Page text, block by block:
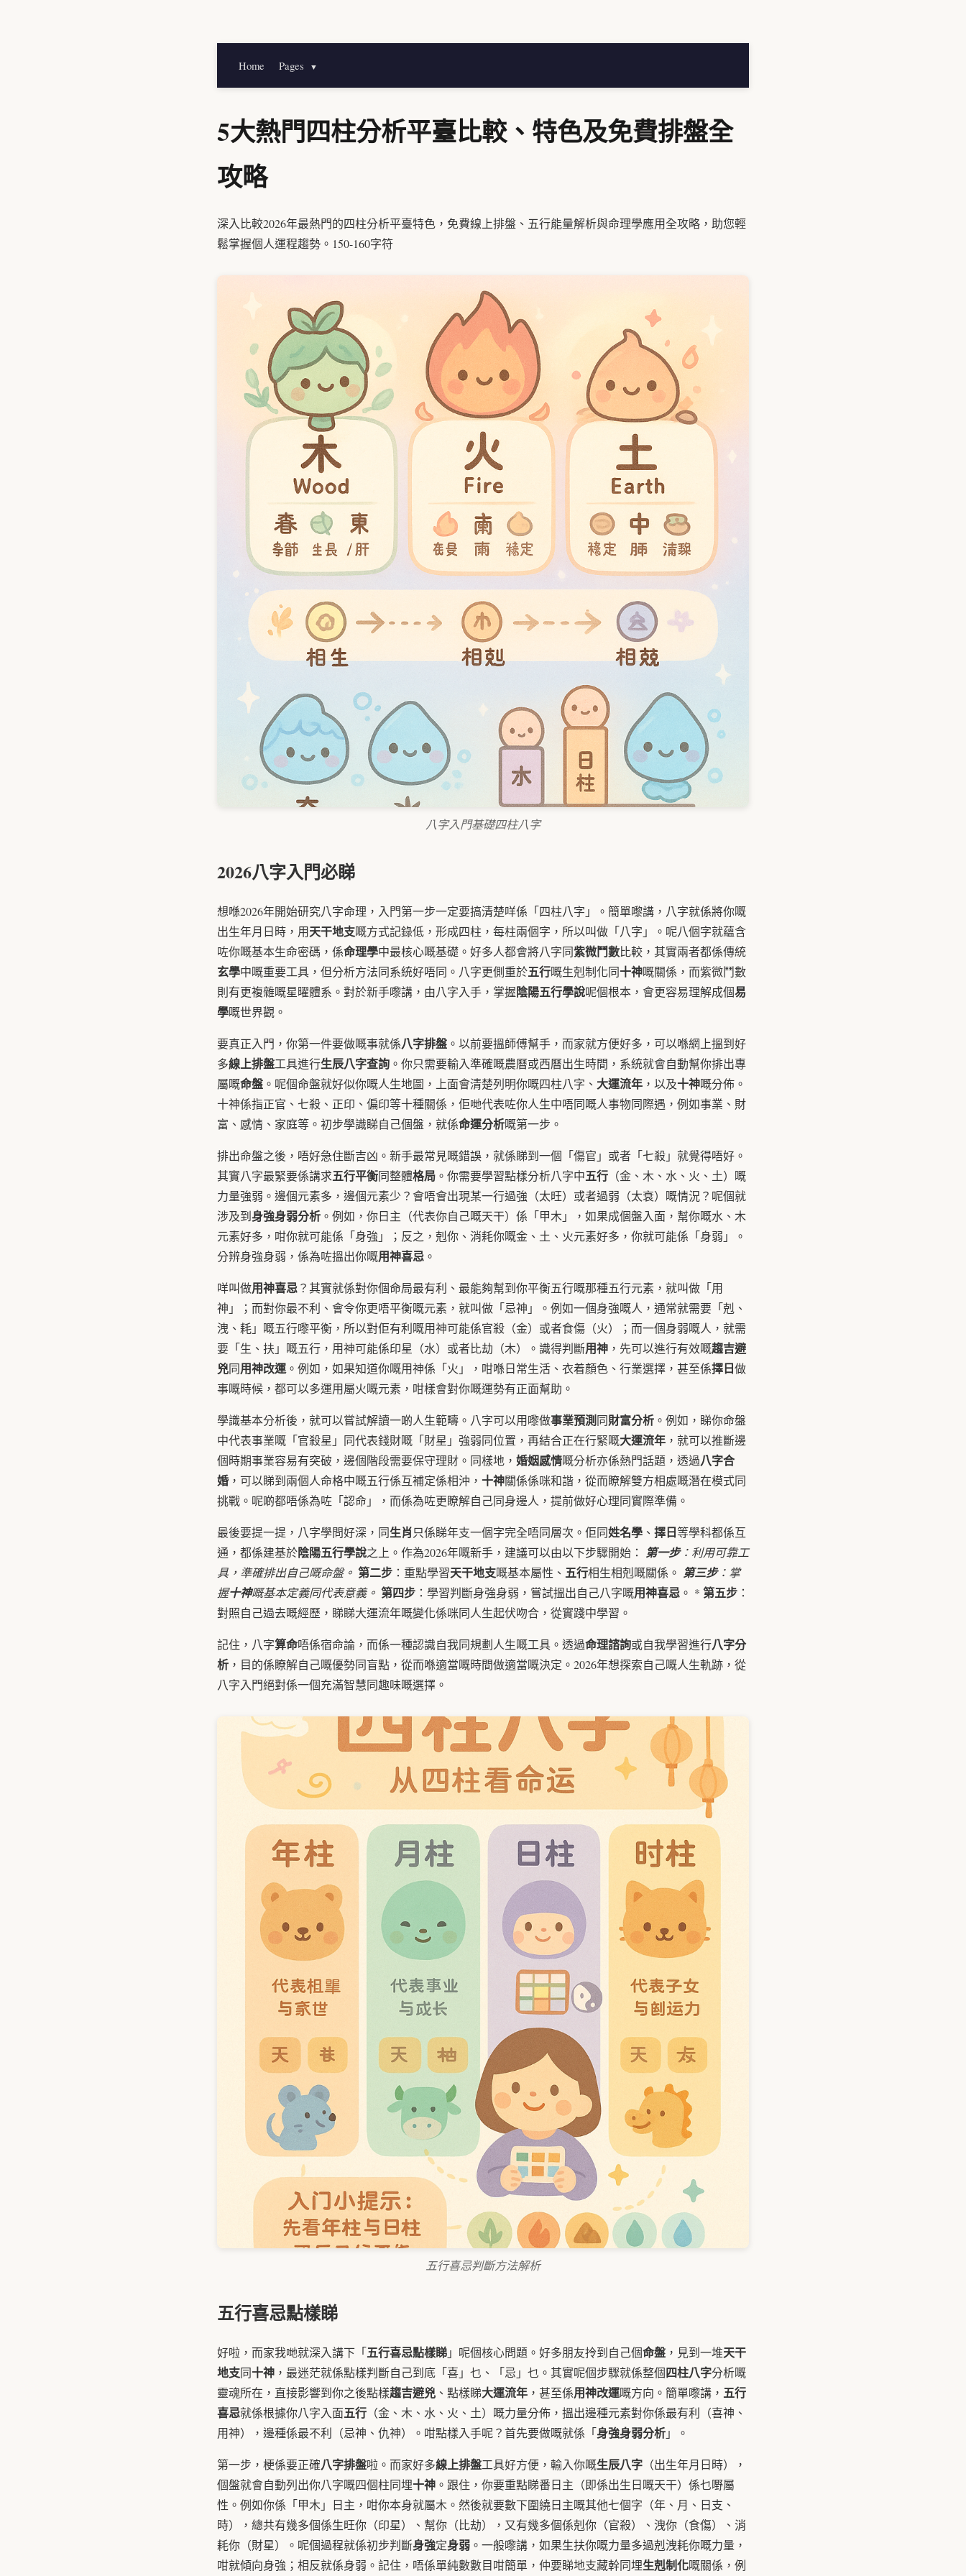
Home Pages ▼
5大熱門四柱分析平臺比較、特色及免費排盤全
攻略
深入比較2026年最熱門的四柱分析平臺特色，免費線上排盤、五行能量解析與命理學應用全攻略，助您輕
鬆掌握個人運程趨勢。150-160字符
八字入門基礎四柱八字
2026八字入門必睇
想喺2026年開始研究八字命理，入門第一步一定要搞清楚咩係「四柱八字」。簡單嚟講，八字就係將你嘅
出生年月日時，用天干地支嘅方式記錄低，形成四柱，每柱兩個字，所以叫做「八字」。呢八個字就蘊含
咗你嘅基本生命密碼，係命理學中最核心嘅基礎。好多人都會將八字同紫微鬥數比較，其實兩者都係傳統
玄學中嘅重要工具，但分析方法同系統好唔同。八字更側重於五行嘅生剋制化同十神嘅關係，而紫微鬥數
則有更複雜嘅星曜體系。對於新手嚟講，由八字入手，掌握陰陽五行學說呢個根本，會更容易理解成個易
學嘅世界觀。
要真正入門，你第一件要做嘅事就係八字排盤 。以前要搵師傅幫手，而家就方便好多，可以喺網上搵到好
多線上排盤工具進行生辰八字查詢 。你只需要輸入準確嘅農曆或西曆出生時間，系統就會自動幫你排出專
屬嘅命盤 。呢個命盤就好似你嘅人生地圖，上面會清楚列明你嘅四柱八字、 大運流年 ，以及十神嘅分佈。
十神係指正官、七殺、正印、偏印等十種關係，佢哋代表咗你人生中唔同嘅人事物同際遇，例如事業、財
富、感情、家庭等。初步學識睇自己個盤，就係命運分析嘅第一步。
排出命盤之後，唔好急住斷吉凶。新手最常見嘅錯誤，就係睇到一個「傷官」或者「七殺」就覺得唔好。
其實八字最緊要係講求五行平衡同整體格局 。你需要學習點樣分析八字中五行 （金、木、水、火、土）嘅
力量強弱。邊個元素多，邊個元素少？會唔會出現某一行過強（太旺）或者過弱（太衰）嘅情況？呢個就
涉及到身強身弱分析 。例如，你日主（代表你自己嘅天干）係「甲木」，如果成個盤入面，幫你嘅水、木
元素好多，咁你就可能係「身強」；反之，剋你、消耗你嘅金、土、火元素好多，你就可能係「身弱」。
分辨身強身弱，係為咗搵出你嘅用神喜忌 。
咩叫做用神喜忌？其實就係對你個命局最有利、最能夠幫到你平衡五行嘅那種五行元素，就叫做「用
神」；而對你最不利、會令你更唔平衡嘅元素，就叫做「忌神」。例如一個身強嘅人，通常就需要「剋、
洩、耗」嘅五行嚟平衡，所以對佢有利嘅用神可能係官殺（金）或者食傷（火）；而一個身弱嘅人，就需
要「生、扶」嘅五行，用神可能係印星（水）或者比劫（木）。識得判斷用神 ，先可以進行有效嘅趨吉避
兇同用神改運 。例如，如果知道你嘅用神係「火」，咁喺日常生活、衣着顏色、行業選擇，甚至係擇日做
事嘅時候，都可以多運用屬火嘅元素，咁樣會對你嘅運勢有正面幫助。
學識基本分析後，就可以嘗試解讀一啲人生範疇。八字可以用嚟做事業預測同財富分析 。例如，睇你命盤
中代表事業嘅「官殺星」同代表錢財嘅「財星」強弱同位置，再結合正在行緊嘅大運流年 ，就可以推斷邊
個時期事業容易有突破，邊個階段需要保守理財。同樣地， 婚姻感情嘅分析亦係熱門話題，透過八字合
婚 ，可以睇到兩個人命格中嘅五行係互補定係相沖， 十神關係係咪和諧，從而瞭解雙方相處嘅潛在模式同
挑戰。呢啲都唔係為咗「認命」，而係為咗更瞭解自己同身邊人，提前做好心理同實際準備。
最後要提一提，八字學問好深，同生肖只係睇年支一個字完全唔同層次。佢同姓名學 、 擇日等學科都係互
通，都係建基於陰陽五行學說之上。作為2026年嘅新手，建議可以由以下步驟開始： 第一步：利用可靠工
具，準確排出自己嘅命盤。 第二步 ：重點學習天干地支嘅基本屬性、 五行相生相剋嘅關係。 第三步：掌
握十神嘅基本定義同代表意義。 第四步 ：學習判斷身強身弱，嘗試搵出自己八字嘅用神喜忌 。 * 第五步 ：
對照自己過去嘅經歷，睇睇大運流年嘅變化係咪同人生起伏吻合，從實踐中學習。
記住，八字算命唔係宿命論，而係一種認識自我同規劃人生嘅工具。透過命理諮詢或自我學習進行八字分
析 ，目的係瞭解自己嘅優勢同盲點，從而喺適當嘅時間做適當嘅決定。2026年想探索自己嘅人生軌跡，從
八字入門絕對係一個充滿智慧同趣味嘅選擇。
五行喜忌判斷方法解析
五行喜忌點樣睇
好啦，而家我哋就深入講下「五行喜忌點樣睇」呢個核心問題。好多朋友拎到自己個命盤 ，見到一堆天干
地支同十神 ，最迷茫就係點樣判斷自己到底「喜」乜、「忌」乜。其實呢個步驟就係整個四柱八字分析嘅
靈魂所在，直接影響到你之後點樣趨吉避兇 、點樣睇大運流年 ，甚至係用神改運嘅方向。簡單嚟講， 五行
喜忌就係根據你八字入面五行 （金、木、水、火、土）嘅力量分佈，搵出邊種元素對你係最有利（喜神、
用神），邊種係最不利（忌神、仇神）。咁點樣入手呢？首先要做嘅就係「身強身弱分析」。
第一步，梗係要正確八字排盤啦。而家好多線上排盤工具好方便，輸入你嘅生辰八字 （出生年月日時），
個盤就會自動列出你八字嘅四個柱同埋十神 。跟住，你要重點睇番日主（即係出生日嘅天干）係乜嘢屬
性。例如你係「甲木」日主，咁你本身就屬木。然後就要數下圍繞日主嘅其他七個字（年、月、日支、
時），總共有幾多個係生旺你（印星）、幫你（比劫），又有幾多個係剋你（官殺）、洩你（食傷）、消
耗你（財星）。呢個過程就係初步判斷身強定身弱 。一般嚟講，如果生扶你嘅力量多過剋洩耗你嘅力量，
咁就傾向身強；相反就係身弱。記住，唔係單純數數目咁簡單，仲要睇地支藏幹同埋生剋制化嘅關係，例